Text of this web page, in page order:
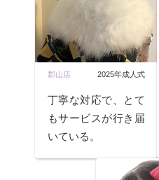
郡山店 2025年成人式
丁寧な対応で、とて
もサービスが行き届
いている。